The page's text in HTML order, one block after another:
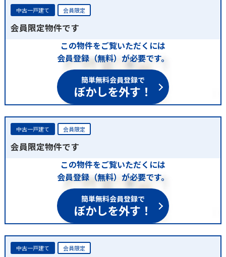
中古一戸建て 会員限定
会員限定物件です
この物件をご覧いただくには
会員登録（無料）が必要です。
簡単無料会員登録で
ぼかしを外す！
中古一戸建て 会員限定
会員限定物件です
この物件をご覧いただくには
会員登録（無料）が必要です。
簡単無料会員登録で
ぼかしを外す！
中古一戸建て 会員限定